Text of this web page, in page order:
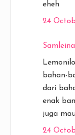
eheh
24
bahan-
dari
enak
juga
24